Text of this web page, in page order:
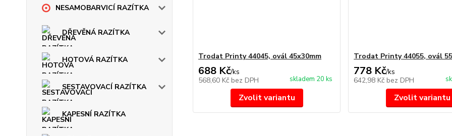
NESAMOBARVICÍ RAZÍTKA
DŘEVĚNÁ RAZÍTKA
HOTOVÁ RAZÍTKA
SESTAVOVACÍ RAZÍTKA
KAPESNÍ RAZÍTKA
Trodat Printy 44045, ovál 45x30mm
688 Kč/ks
568,60 Kč bez DPH skladem 20 ks
Zvolit variantu
Trodat Printy 44055, ovál
778 Kč/ks
642,98 Kč bez DPH
Zvolit variantu